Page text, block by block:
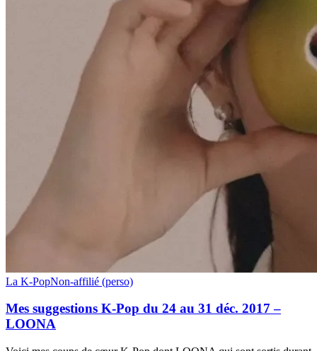
Mes
K-
Pop
du
La K-PopNon-affilié (perso)
Mes suggestions K-Pop du 24 au 31 déc. 2017 –
LOONA